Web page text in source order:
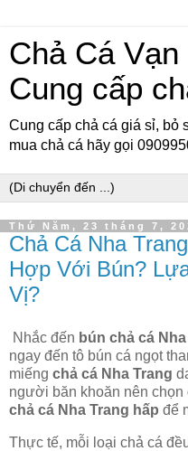
Chả Cá
Cung cấp
Cung cấp chả cá giá sỉ, bỏ
mua chả cá hãy gọi
Thứ Năm, 23 tháng 7,
Chả Cá Nha
Hợp Với Bún?
Vị?
Nhắc đến bún chả cá
ngay đến tô bún cá ngọt
miếng chả cá Nha Trang
người băn khoăn nên chọn
chả cá Nha Trang hấp để
Thực tế, mỗi loại chả cá